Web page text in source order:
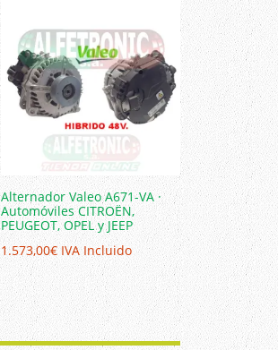
Alternador Valeo A671-VA ·
Automóviles CITROËN,
PEUGEOT, OPEL y JEEP
1.573,00€ IVA Incluido